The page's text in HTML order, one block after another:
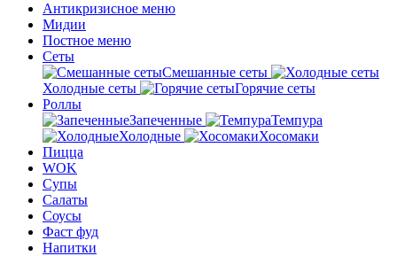
Антикризисное меню
Мидии
Постное меню
Сеты
Смешанные сеты
Холодные сеты
Горячие сеты
Роллы
Запеченные
Темпура
Холодные
Хосомаки
Пицца
WOK
Супы
Салаты
Соусы
Фаст фуд
Напитки